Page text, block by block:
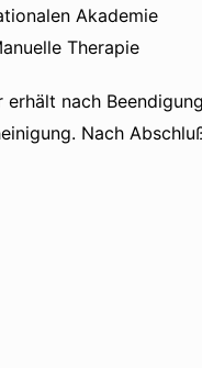
Akademie
Therapie
erhält nach
Nach